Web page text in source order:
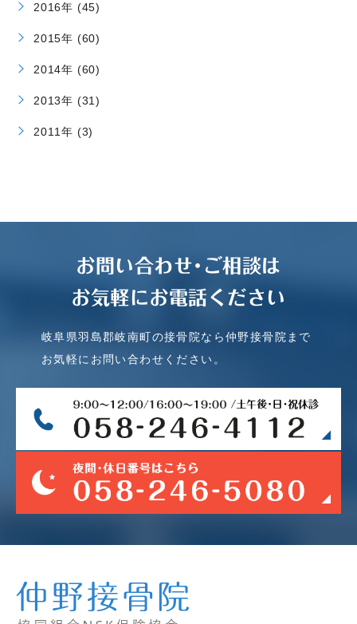
2016年 (45)
2015年 (60)
2014年 (60)
2013年 (31)
2011年 (3)
お問い合わせ･ご相談は
お気軽にお電話ください
岐阜県羽島郡岐南町の接骨院なら仲野接骨院まで
お気軽にお問い合わせください。